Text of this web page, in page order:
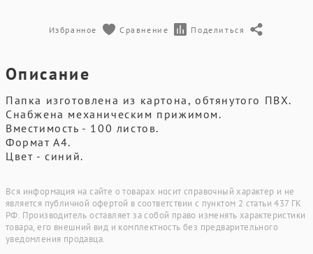
Избранное Сравнение Поделиться
Описание
Папка изготовлена из картона, обтянутого ПВХ.
Снабжена механическим прижимом.
Вместимость - 100 листов.
Формат А4.
Цвет - синий.
Вся информация на сайте о товарах носит справочный характер и не
является публичной офертой в соответствии с пунктом 2 статьи 437 ГК
РФ. Производитель оставляет за собой право изменять характеристики
товара, его внешний вид и комплектность без предварительного
уведомления продавца.